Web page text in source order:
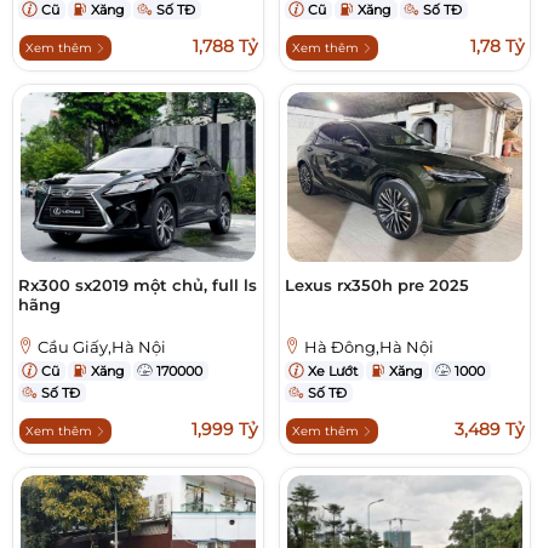
Cũ Xăng Số TĐ
Xem thêm 1,788 Tỷ
Cũ Xăng Số TĐ
Xem thêm 1,78 Tỷ
Rx300 sx2019 một chủ, full ls
hãng
Cầu Giấy,Hà Nội
Cũ Xăng
170000
Số TĐ
Xem thêm 1,999 Tỷ
Lexus rx350h pre 2025
Hà Đông,Hà Nội
Xe Lướt Xăng
1000
Số TĐ
Xem thêm 3,489 Tỷ